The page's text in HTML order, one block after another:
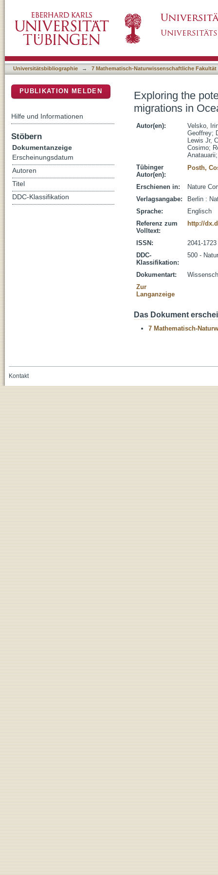
Universitätsbibliographie → 7 Mathematisch-Naturwissenschaftliche Fakultät
Exploring the
migrations in
Autor(en):
Velsko,
Geoffrey;
Lewis Jr,
Cosimo;
Anatauarii
Tübinger
Autor(en):
Posth,
Erschienen in:
Nature
Verlagsangabe:
Berlin :
Sprache:
Englisch
Referenz zum
Volltext:
http://
ISSN:
2041-1723
DDC-
Klassifikation:
500 -
Dokumentart:
Zur
Langanzeige
Das Dokument
7 Mathematisch-
PUBLIKATION MELDEN
Hilfe und Informationen
Stöbern
Dokumentanzeige
Erscheinungsdatum
Autoren
Titel
DDC-Klassifikation
Kontakt